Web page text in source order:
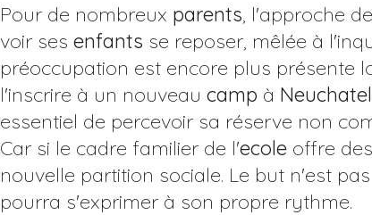
Pour de nombreux parents, l'approche
voir ses enfants se reposer, mêlée à
préoccupation est encore plus présente
l'inscrire à un nouveau camp à Neuchatel
essentiel de percevoir sa réserve non
Car si le cadre familier de l'ecole offre
nouvelle partition sociale. Le but n'est
pourra s'exprimer à son propre rythme.